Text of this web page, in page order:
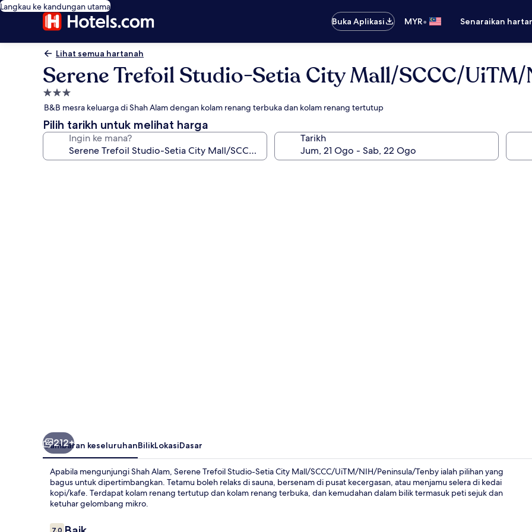
Langkau ke kandungan utama
Buka Aplikasi
MYR• Senaraikan
Lihat semua hartanah
Serene Trefoil Studio-Setia City Mall/SCCC/
Hartanah
3.0
bintang
B&B mesra keluarga di Shah Alam dengan kolam renang terbuka dan kolam renang tertutup
Pilih tarikh untuk melihat harga
Ingin ke mana? Tarikh
212+
Gambaran keseluruhanBilikLokasiDasar
Apabila mengunjungi Shah Alam, Serene Trefoil Studio-Setia City Mall/SCCC/UiTM/NIH/Peninsula/Tenby ialah pilihan yang
bagus untuk dipertimbangkan. Tetamu boleh relaks di sauna, bersenam di pusat kecergasan, atau menjamu selera di kedai
kopi/kafe. Terdapat kolam renang tertutup dan kolam renang terbuka, dan kemudahan dalam bilik termasuk peti sejuk dan
ketuhar gelombang mikro.
Ulasan
7.0